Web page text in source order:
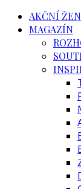
AKČNÍ
MAGAZÍN